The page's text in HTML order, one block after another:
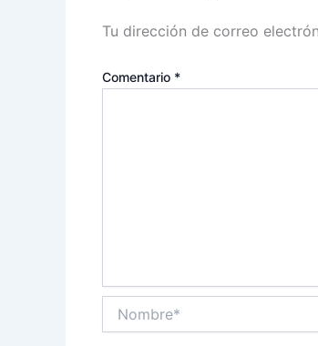
Tu dirección de correo
Comentario *